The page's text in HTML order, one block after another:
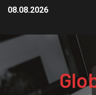
08.08.2026